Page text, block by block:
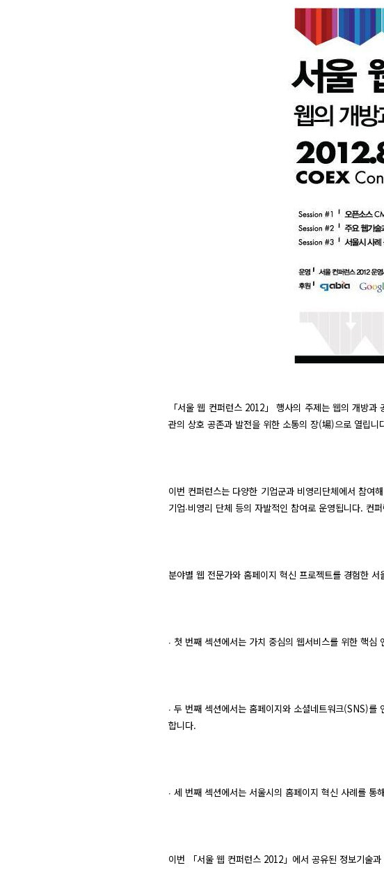
「서울 웹 컨퍼런스 2012」 행사의 주제는 웹의 개방
관의 상호 공존과 발전을 위한 소통의 장(場)으로 열립니
이번 컨퍼런스는 다양한 기업군과 비영리단체에서 참여
기업∙비영리 단체 등의 자발적인 참여로 운영됩니다. 컨
분야별 웹 전문가와 홈페이지 혁신 프로젝트를 경험한
∙ 첫 번째 섹션에서는 가치 중심의 웹서비스를 위한 핵
∙ 두 번째 섹션에서는 홈페이지와 소셜네트워크(SNS)
합니다.
∙ 세 번째 섹션에서는 서울시의 홈페이지 혁신 사례를
이번 「서울 웹 컨퍼런스 2012」에서 공유된 정보기술